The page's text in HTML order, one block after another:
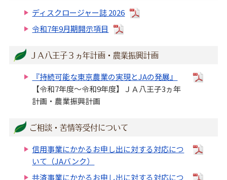
ディスクロージャー誌 2026
令和7年9月期開示項目
ＪＡ八王子３ヵ年計画・農業振興計画
『持続可能な東京農業の実現とJAの発展』
【令和7年度～令和9年度】ＪＡ八王子3ヵ年
計画・農業振興計画
ご相談・苦情等受付について
信用事業にかかるお申し出に対する対応につ
いて（JAバンク）
共済事業にかかるお申し出に対する対応につ